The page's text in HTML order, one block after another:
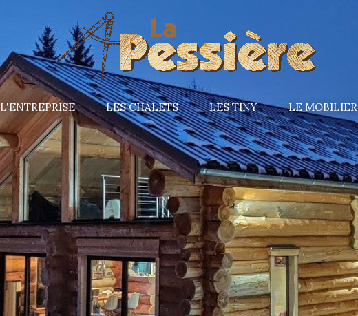
L'ENTREPRISE LES CHALETS LES TINY LE MOBILIER